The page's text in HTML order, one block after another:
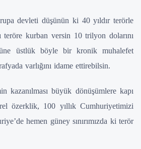
devleti düşünün ki 40 yıldır terörle
teröre kurban versin 10 trilyon dolarını
üstlük böyle bir kronik muhalefet
varlığını idame ettirebilsin.
kazanılması büyük dönüşümlere kapı
özerklik, 100 yıllık Cumhuriyetimizi
hemen güney sınırımızda ki terör